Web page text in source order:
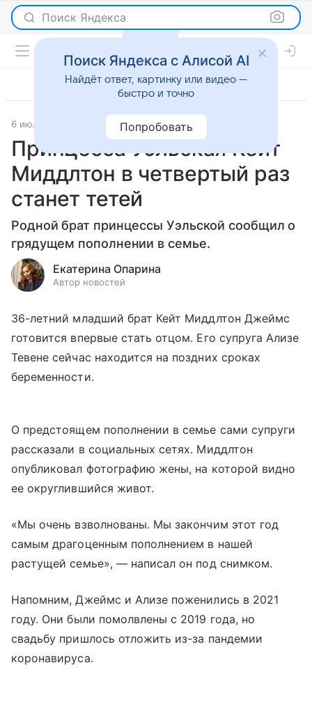
Поиск Яндекса
6 июля 2023 Светская жизнь
Принцесса Уэльская Кейт
Миддлтон в четвертый раз
станет тетей
Родной брат принцессы Уэльской сообщил о
грядущем пополнении в семье.
Екатерина Опарина
Автор новостей
36-летний младший брат Кейт Миддлтон Джеймс
готовится впервые стать отцом. Его супруга Ализе
Тевене сейчас находится на поздних сроках
беременности.
О предстоящем пополнении в семье сами супруги
рассказали в социальных сетях. Миддлтон
опубликовал фотографию жены, на которой видно
ее округлившийся живот.
«Мы очень взволнованы. Мы закончим этот год
самым драгоценным пополнением в нашей
растущей семье», — написал он под снимком.
Напомним, Джеймс и Ализе поженились в 2021
году. Они были помолвлены с 2019 года, но
свадьбу пришлось отложить из-за пандемии
коронавируса.
Поиск Яндекса с Алисой AI
Найдёт ответ, картинку или видео —
быстро и точно
Попробовать